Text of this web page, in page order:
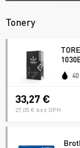
Tonery
33,27 €
27,05 € bez DPH